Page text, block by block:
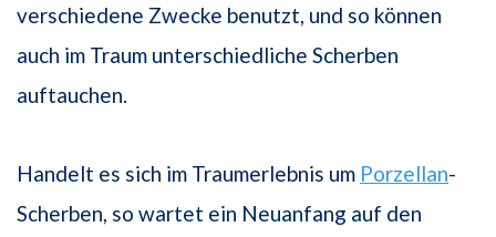
verschiedene Zwecke benutzt, und so können
auch im Traum unterschiedliche Scherben
auftauchen.
Handelt es sich im Traumerlebnis um Porzellan-
Scherben, so wartet ein Neuanfang auf den